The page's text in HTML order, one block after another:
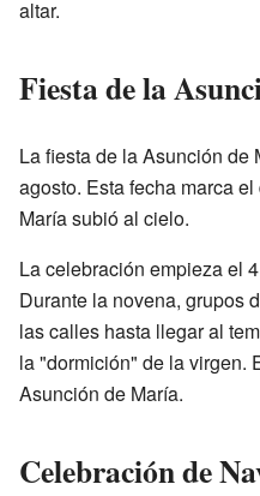
altar.
Fiesta de la
La fiesta de la Asunción de
agosto. Esta fecha marca
María subió al cielo.
La celebración empieza el
Durante la novena, grupos
las calles hasta llegar al
la "dormición" de la virgen.
Asunción de María.
Celebración de